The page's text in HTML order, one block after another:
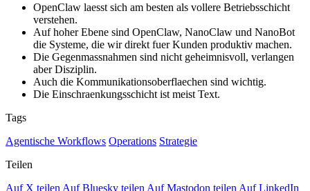
OpenClaw laesst sich am besten als vollere Betriebsschicht
verstehen.
Auf hoher Ebene sind OpenClaw, NanoClaw und NanoBot
die Systeme, die wir direkt fuer Kunden produktiv machen.
Die Gegenmassnahmen sind nicht geheimnisvoll, verlangen
aber Disziplin.
Auch die Kommunikationsoberflaechen sind wichtig.
Die Einschraenkungsschicht ist meist Text.
Tags
Agentische Workflows Operations Strategie
Teilen
Auf X teilen Auf Bluesky teilen Auf Mastodon teilen Auf LinkedIn